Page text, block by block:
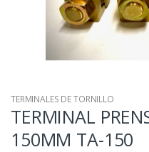
TERMINALES DE TORNILLO
TERMINAL
150MM TA-150